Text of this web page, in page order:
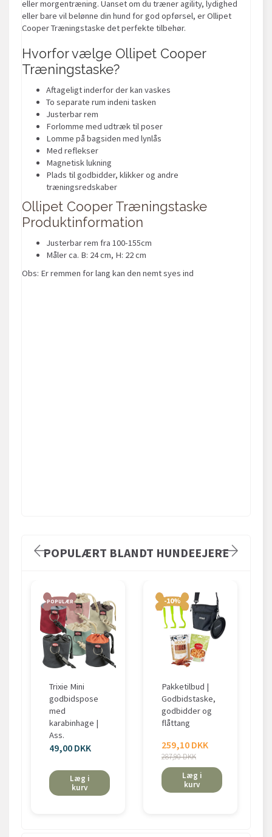
eller morgentræning. Uanset om du træner agility, lydighed
eller bare vil belønne din hund for god opførsel, er Ollipet
Cooper Træningstaske det perfekte tilbehør.
Hvorfor vælge Ollipet Cooper
Træningstaske?
Aftageligt inderfor der kan vaskes
To separate rum indeni tasken
Justerbar rem
Forlomme med udtræk til poser
Lomme på bagsiden med lynlås
Med reflekser
Magnetisk lukning
Plads til godbidder, klikker og andre
træningsredskaber
Ollipet Cooper Træningstaske
Produktinformation
Justerbar rem fra 100-155cm
Måler ca. B: 24 cm, H: 22 cm
Obs: Er remmen for lang kan den nemt syes ind
POPULÆRT BLANDT HUNDEEJERE
POPULÆR
Trixie Mini
godbidspose
med
karabinhage |
Ass.
49,00 DKK
Læg i
kurv
-10%
Pakketilbud |
Godbidstaske,
godbidder og
flåttang
259,10 DKK
287,90 DKK
Læg i
kurv